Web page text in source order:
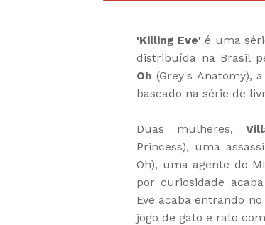
'Killing Eve' é uma
distribuída na Brasil
Oh(Grey's Anatomy),
baseado na série de
Duas mulheres,
Princess), uma
Oh), uma agente do
por curiosidade
Eve acaba entrando
jogo de gato e rato